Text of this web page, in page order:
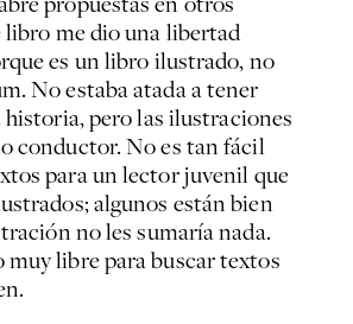
libro me dio una libertad
es un libro ilustrado, no
No estaba atada a tener
pero las ilustraciones
conductor. No es tan fácil
para un lector juvenil que
algunos están bien
no les sumaría nada.
muy libre para buscar textos